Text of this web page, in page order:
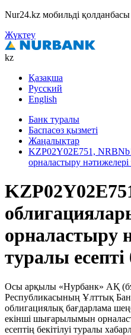
Nur24.kz мобильді қолданбасы
Жүктеу
kz
Қазақша
Русский
English
Банк туралы
Баспасөз қызметі
Жаңалықтар
KZP02Y02E751,
орналастыру нәтижелері
орналастыру
туралы есепті
Осы арқылы «Нурбанк» АҚ
Республикасының Ұлттық
облигациялық бағдарлама
екінші шығарылымын
есептің бекітілуі туралы